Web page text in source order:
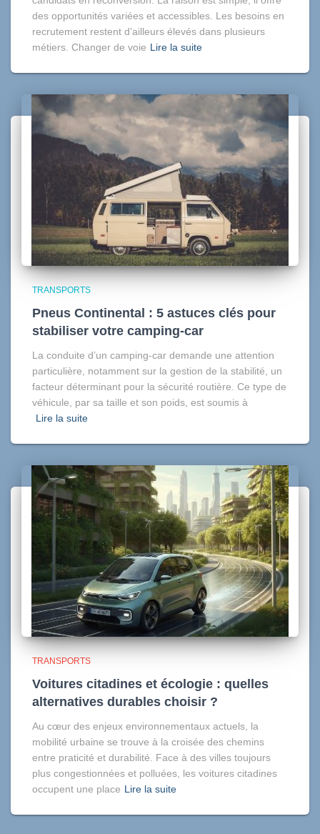
des opportunités variées et accessibles. Les besoins en
recrutement restent d’ailleurs élevés dans plusieurs
métiers. Changer de voie Lire la suite
TRANSPORTS
Pneus Continental : 5 astuces clés pour
stabiliser votre camping-car
La conduite d’un camping-car demande une attention
particulière, notamment sur la gestion de la stabilité, un
facteur déterminant pour la sécurité routière. Ce type de
véhicule, par sa taille et son poids, est soumis à
Lire la suite
TRANSPORTS
Voitures citadines et écologie : quelles
alternatives durables choisir ?
Au cœur des enjeux environnementaux actuels, la
mobilité urbaine se trouve à la croisée des chemins
entre praticité et durabilité. Face à des villes toujours
plus congestionnées et polluées, les voitures citadines
occupent une place Lire la suite